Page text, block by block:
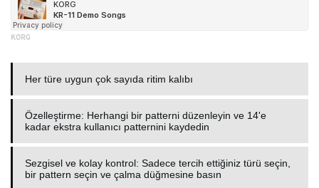
KORG
Her türe uygun çok sayıda ritim kalıbı
Özelleştirme: Herhangi bir patterni düzenleyin ve 14'e
kadar ekstra kullanıcı patternini kaydedin
Sezgisel ve kolay kontrol: Sadece tercih ettiğiniz türü seçin,
bir pattern seçin ve çalma düğmesine basın